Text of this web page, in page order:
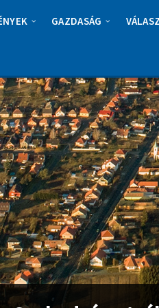
GAZDASÁG